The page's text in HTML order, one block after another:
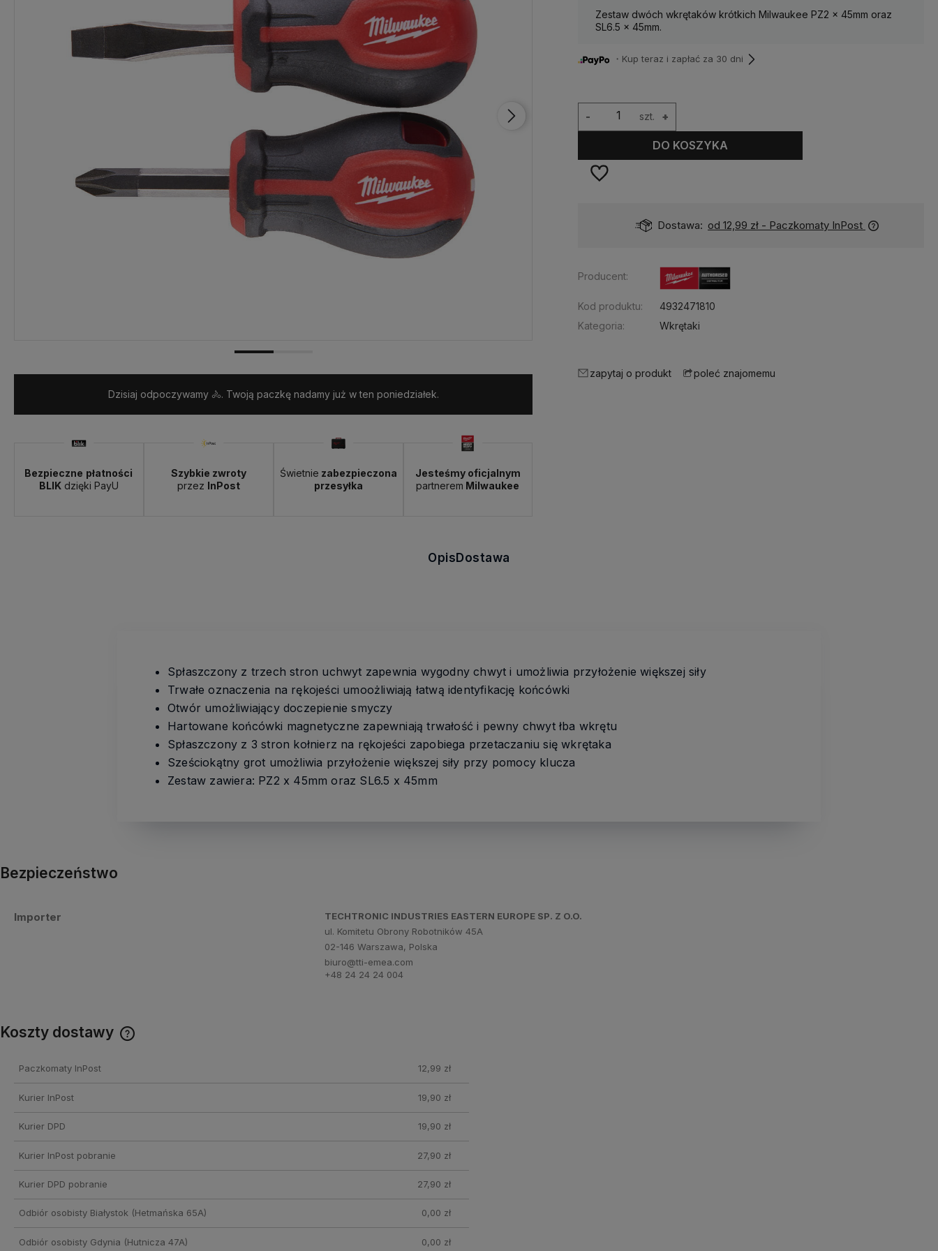
Dzisiaj odpoczywamy 🚴. Twoją paczkę nadamy już w ten poniedziałek.
Bezpieczne płatności
BLIKdzięki PayU
Szybkie zwroty
przez InPost
Świetnie zabezpieczona
przesyłka
Jesteśmy oficjalnym
partnerem Milwaukee
Zestaw dwóch wkrętaków krótkich Milwaukee PZ2 x 45mm oraz
SL6.5 x 45mm.
・Kup teraz i zapłać za 30 dni
szt. +
-
DO KOSZYKA
Wysyłka w: 24 godziny Dostawa: od 12,99 zł - Paczkomaty InPost
Producent:
Kod produktu:
4932471810
Kategoria:
Wkrętaki
zapytaj o produkt poleć znajomemu
OpisDostawa
Spłaszczony z trzech stron uchwyt zapewnia wygodny chwyt i umożliwia przyłożenie większej siły
Trwałe oznaczenia na rękojeści umoożliwiają łatwą identyfikację końcówki
Otwór umożliwiający doczepienie smyczy
Hartowane końcówki magnetyczne zapewniają trwałość i pewny chwyt łba wkrętu
Spłaszczony z 3 stron kołnierz na rękojeści zapobiega przetaczaniu się wkrętaka
Sześciokątny grot umożliwia przyłożenie większej siły przy pomocy klucza
Zestaw zawiera: PZ2 x 45mm oraz SL6.5 x 45mm
Bezpieczeństwo
Importer
TECHTRONIC INDUSTRIES EASTERN EUROPE SP. Z O.O.
ul. Komitetu Obrony Robotników 45A
02-146 Warszawa, Polska
biuro@tti-emea.com
+48 24 24 24 004
Koszty dostawy
Paczkomaty InPost 12,99 zł
Kurier InPost 19,90 zł
Kurier DPD 19,90 zł
Kurier InPost pobranie 27,90 zł
Kurier DPD pobranie 27,90 zł
Odbiór osobisty Białystok(Hetmańska 65A) 0,00 zł
Odbiór osobisty Gdynia (Hutnicza 47A) 0,00 zł